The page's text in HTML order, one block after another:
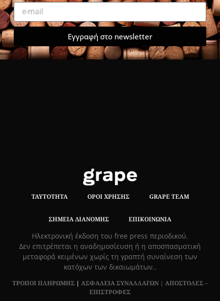
Εγγραφή στο newsletter
ΤΑΥΤΌΤΗΤΑ ΌΡΟΙ ΧΡΉΣΗΣ GRAPE TEAM
ΣΗΜΕΊΑ ΔΙΑΝΟΜΉΣ ΕΠΙΚΟΙΝΩΝΊΑ
Hλεκτρονική έκδοση του free press περιοδικού.
Δεν επιτρέπεται η αναδημοσίευση ή η αποσπασματική
μεταφορά κειμένων χωρίς τη γραπτή συναίνεση των
κατόχων των δικαιωμάτων..
ΤΡΟΠΟΙ ΠΛΗΡΩΜΗΣ | ΑΣΦΑΛΕΙΑ ΣΥΝΑΛΛΑΓΩΝ | ΑΠΟΣΤΟΛΕΣ –
ΕΠΙΣΤΡΟΦΕΣ